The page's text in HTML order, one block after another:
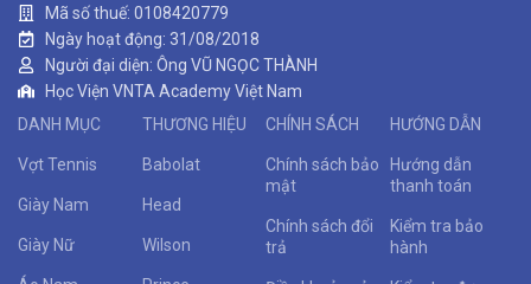
Mã số thuế: 0108420779
Ngày hoạt động: 31/08/2018
Người đại diện: Ông VŨ NGỌC THÀNH
Học Viện VNTA Academy Việt Nam
DANH MỤC
Vợt Tennis
Giày Nam
Giày Nữ
THƯƠNG HIỆU
Babolat
Head
Wilson
CHÍNH SÁCH
Chính sách bảo
mật
Chính sách đổi
trả
HƯỚNG DẪN
Hướng dẫn
thanh toán
Kiểm tra bảo
hành